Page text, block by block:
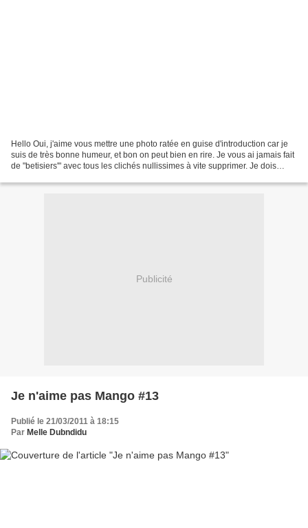
Hello Oui, j'aime vous mettre une photo ratée en guise d'introduction car je
suis de très bonne humeur, et bon on peut bien en rire. Je vous ai jamais fait
de "betisiers'" avec tous les clichés nullissimes à vite supprimer. Je dois
Publicité
Je n'aime pas Mango #13
Publié le 21/03/2011 à 18:15
Par Melle Dubndidu